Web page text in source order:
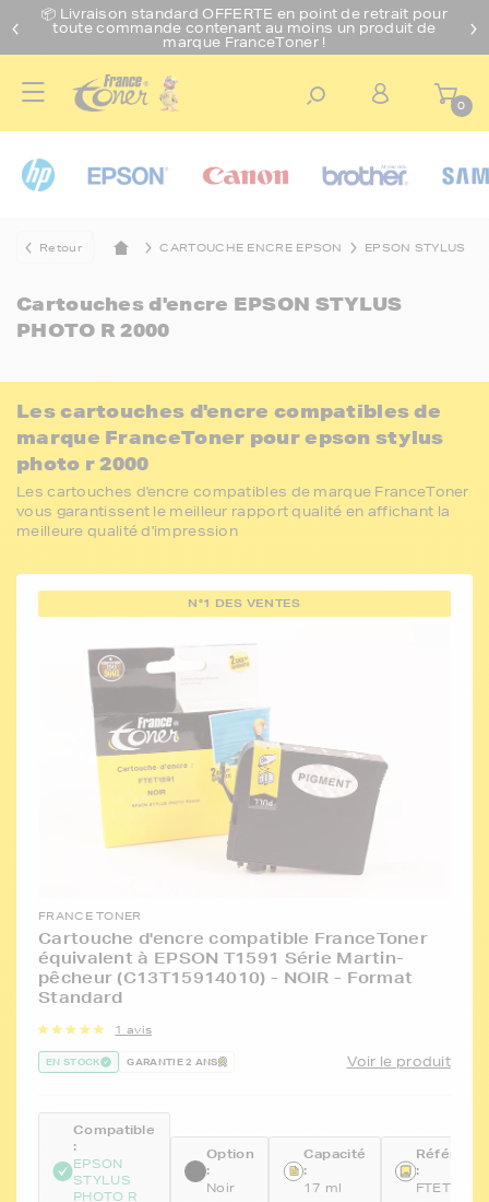
📦 Livraison standard OFFERTE en point de retrait pour
toute commande contenant au moins un produit de
marque FranceToner !
0
Retour CARTOUCHE ENCRE EPSON EPSON STYLUS
Cartouches d'encre EPSON STYLUS
PHOTO R 2000
Les cartouches d'encre compatibles de
marque FranceToner pour epson stylus
photo r 2000
Les cartouches d'encre compatibles de marque FranceToner
vous garantissent le meilleur rapport qualité en affichant la
meilleure qualité d'impression
N°1 DES VENTES
FRANCE TONER
Cartouche d'encre compatible FranceToner
équivalent à EPSON T1591 Série Martin-
pêcheur (C13T15914010) - NOIR - Format
Standard
1 avis
EN STOCK GARANTIE 2 ANS Voir le produit
Compatible
:
EPSON
STYLUS
PHOTO R
Option
:
Noir
Capacité
:
17 ml
:
FTET1591